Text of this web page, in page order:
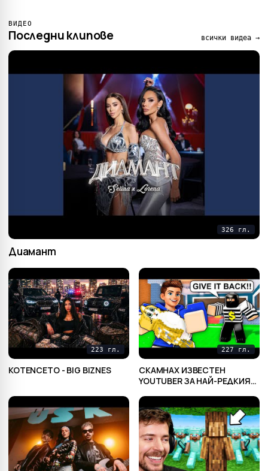
ВИДЕО
Последни клипове всички видеа →
326 гл.
Диамант
223 гл.
KOTENCETO - BIG BIZNES
227 гл.
СКАМНАХ ИЗВЕСТЕН
YOUTUBER ЗА НАЙ-РЕДКИЯ
BRAINROT